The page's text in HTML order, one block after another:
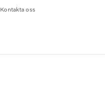
Kontakta oss